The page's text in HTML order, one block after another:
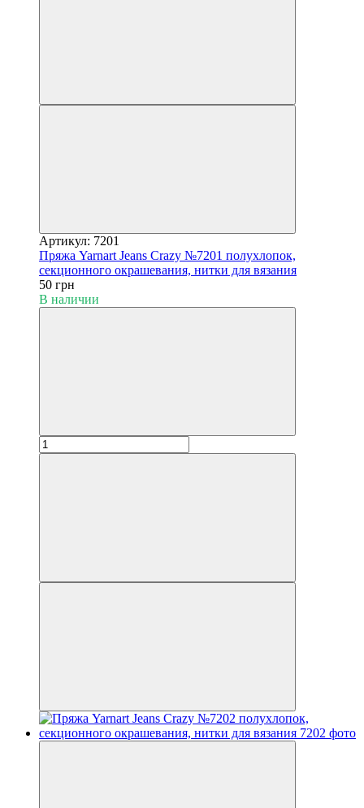
Артикул: 7201
Пряжа Yarnart Jeans Crazy №7201 полухлопок,
секционного окрашевания, нитки для вязания
50 грн
В наличии